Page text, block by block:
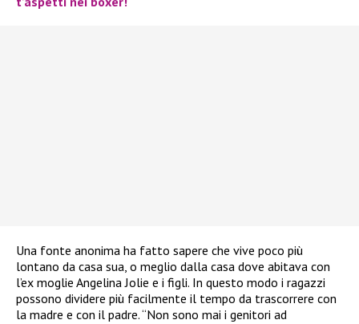
Una fonte anonima ha fatto sapere che vive poco più
lontano da casa sua, o meglio dalla casa dove abitava con
l’ex moglie Angelina Jolie e i figli. In questo modo i ragazzi
possono dividere più facilmente il tempo da trascorrere con
la madre e con il padre. “Non sono mai i genitori ad